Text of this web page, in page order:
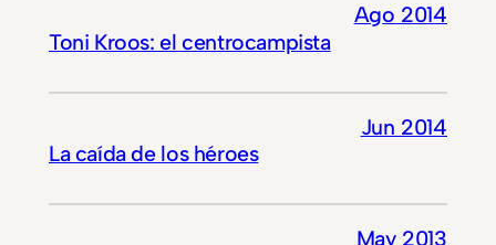
Toni Kroos: el centrocampista
Ago 2014
La caída de los héroes
Jun 2014
May 2013